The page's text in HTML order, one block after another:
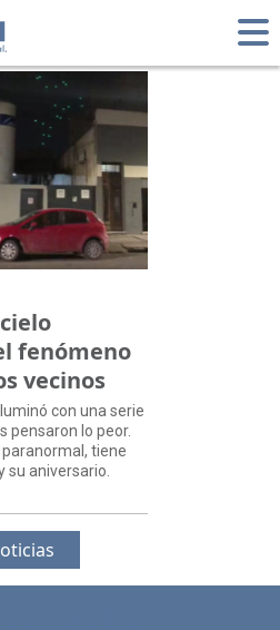
fenómeno
vecinos
con una serie
pensaron lo peor.
paranormal, tiene
su aniversario.